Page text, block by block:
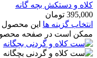
کلاه و دستکش بچه گانه
395,000 تومان
انتخاب گزینه ها این محصول
ممکن است در صفحه